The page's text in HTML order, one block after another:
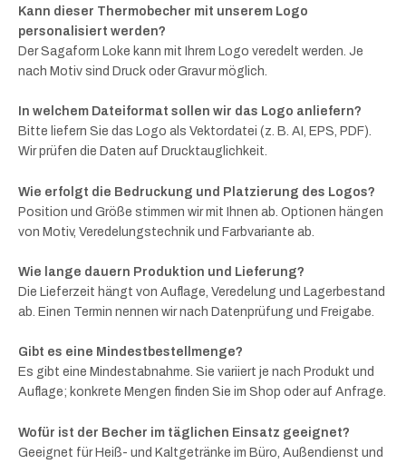
Kann dieser Thermobecher mit unserem Logo
personalisiert werden?
Der Sagaform Loke kann mit Ihrem Logo veredelt werden. Je
nach Motiv sind Druck oder Gravur möglich.
In welchem Dateiformat sollen wir das Logo anliefern?
Bitte liefern Sie das Logo als Vektordatei (z. B. AI, EPS, PDF).
Wir prüfen die Daten auf Drucktauglichkeit.
Wie erfolgt die Bedruckung und Platzierung des Logos?
Position und Größe stimmen wir mit Ihnen ab. Optionen hängen
von Motiv, Veredelungstechnik und Farbvariante ab.
Wie lange dauern Produktion und Lieferung?
Die Lieferzeit hängt von Auflage, Veredelung und Lagerbestand
ab. Einen Termin nennen wir nach Datenprüfung und Freigabe.
Gibt es eine Mindestbestellmenge?
Es gibt eine Mindestabnahme. Sie variiert je nach Produkt und
Auflage; konkrete Mengen finden Sie im Shop oder auf Anfrage.
Wofür ist der Becher im täglichen Einsatz geeignet?
Geeignet für Heiß- und Kaltgetränke im Büro, Außendienst und